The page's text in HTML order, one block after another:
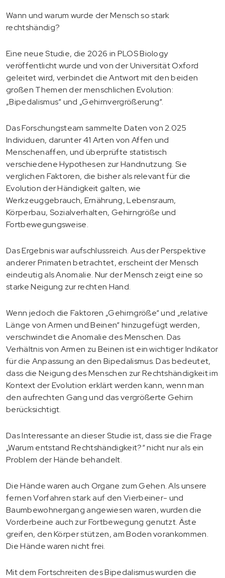
Wann und warum wurde der Mensch so stark
rechtshändig?
Eine neue Studie, die 2026 in PLOS Biology
veröffentlicht wurde und von der Universität Oxford
geleitet wird, verbindet die Antwort mit den beiden
großen Themen der menschlichen Evolution:
„Bipedalismus“ und „Gehirnvergrößerung“.
Das Forschungsteam sammelte Daten von 2.025
Individuen, darunter 41 Arten von Affen und
Menschenaffen, und überprüfte statistisch
verschiedene Hypothesen zur Handnutzung. Sie
verglichen Faktoren, die bisher als relevant für die
Evolution der Händigkeit galten, wie
Werkzeuggebrauch, Ernährung, Lebensraum,
Körperbau, Sozialverhalten, Gehirngröße und
Fortbewegungsweise.
Das Ergebnis war aufschlussreich. Aus der Perspektive
anderer Primaten betrachtet, erscheint der Mensch
eindeutig als Anomalie. Nur der Mensch zeigt eine so
starke Neigung zur rechten Hand.
Wenn jedoch die Faktoren „Gehirngröße“ und „relative
Länge von Armen und Beinen“ hinzugefügt werden,
verschwindet die Anomalie des Menschen. Das
Verhältnis von Armen zu Beinen ist ein wichtiger Indikator
für die Anpassung an den Bipedalismus. Das bedeutet,
dass die Neigung des Menschen zur Rechtshändigkeit im
Kontext der Evolution erklärt werden kann, wenn man
den aufrechten Gang und das vergrößerte Gehirn
berücksichtigt.
Das Interessante an dieser Studie ist, dass sie die Frage
„Warum entstand Rechtshändigkeit?“ nicht nur als ein
Problem der Hände behandelt.
Die Hände waren auch Organe zum Gehen. Als unsere
fernen Vorfahren stark auf den Vierbeiner- und
Baumbewohnergang angewiesen waren, wurden die
Vorderbeine auch zur Fortbewegung genutzt. Äste
greifen, den Körper stützen, am Boden vorankommen.
Die Hände waren nicht frei.
Mit dem Fortschreiten des Bipedalismus wurden die